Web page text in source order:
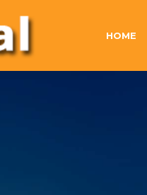
HOME